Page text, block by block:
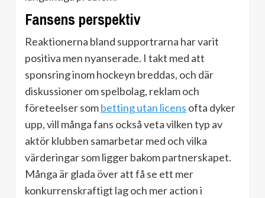
Fansens perspektiv
Reaktionerna bland supportrarna har varit
positiva men nyanserade. I takt med att
sponsring inom hockeyn breddas, och där
diskussioner om spelbolag, reklam och
företeelser sombetting utan licens ofta dyker
upp, vill många fans också veta vilken typ av
aktör klubben samarbetar med och vilka
värderingar som ligger bakom partnerskapet.
Många är glada över att få se ett mer
konkurrenskraftigt lag och mer action i